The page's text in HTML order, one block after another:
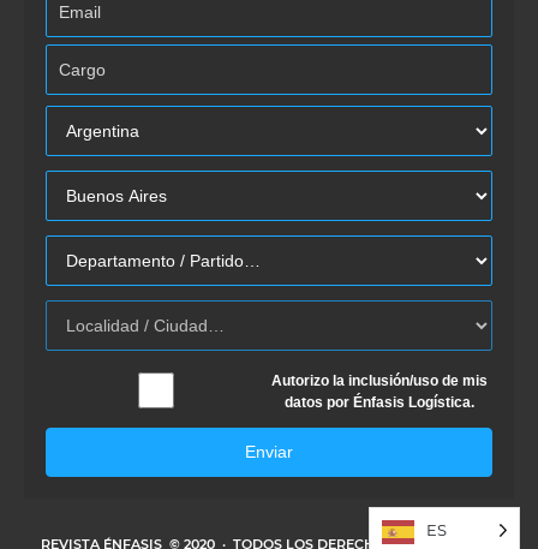
Autorizo la inclusión/uso de mis
datos por Énfasis Logística.
Enviar
REVISTA ÉNFASIS © 2020 · TODOS LOS DERECHOS RESERVADOS
ES